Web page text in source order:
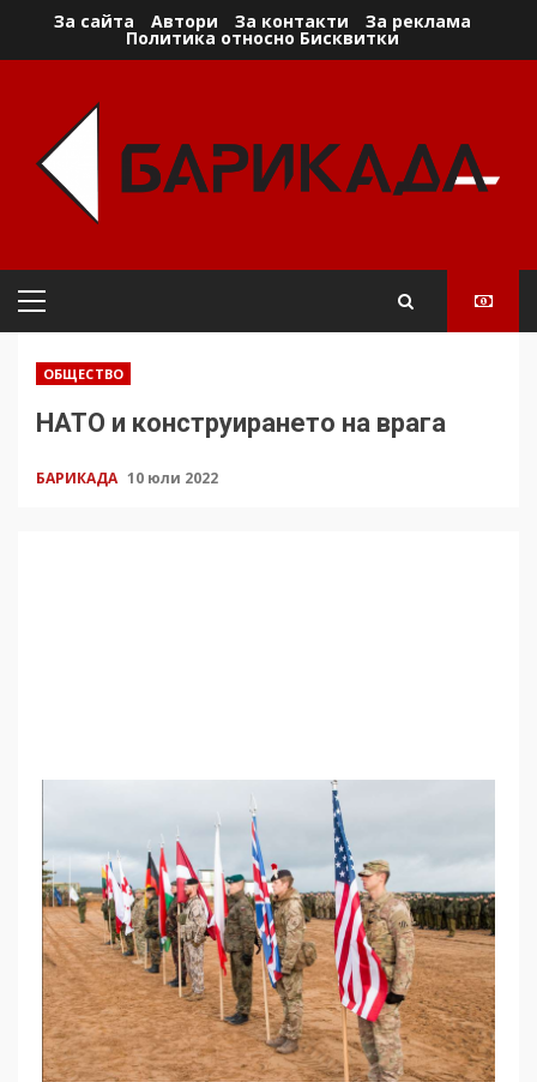
За сайта Автори За контакти За реклама
Политика относно Бисквитки
Primary
ОБЩЕСТВО
НАТО и конструирането на врага
БАРИКАДА 10 юли 2022